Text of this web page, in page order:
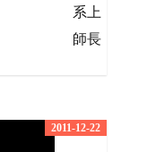
系上
師長
2011-12-22